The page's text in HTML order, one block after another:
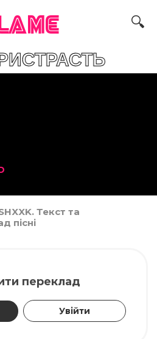
Текст та
пісні
переклад
Увійти